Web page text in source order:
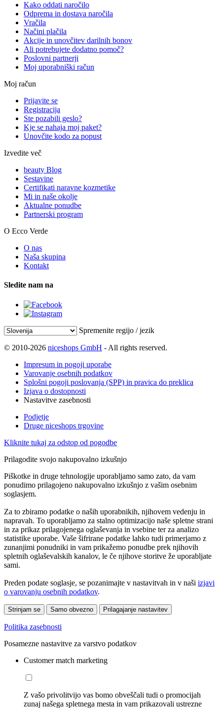
Kako oddati naročilo
Odprema in dostava naročila
Vračila
Načini plačila
Akcije in unovčitev darilnih bonov
Ali potrebujete dodatno pomoč?
Poslovni partnerji
Moj uporabniški račun
Moj račun
Prijavite se
Registracija
Ste pozabili geslo?
Kje se nahaja moj paket?
Unovčite kodo za popust
Izvedite več
beauty Blog
Sestavine
Certifikati naravne kozmetike
Mi in naše okolje
Aktualne ponudbe
Partnerski program
O Ecco Verde
O nas
Naša skupina
Kontakt
Sledite nam na
Spremenite regijo / jezik
© 2010-2026 niceshops GmbH - All rights reserved.
Impresum in pogoji uporabe
Varovanje osebnih podatkov
Splošni pogoji poslovanja (SPP) in pravica do preklica
Izjava o dostopnosti
Nastavitve zasebnosti
Podjetje
Druge niceshops trgovine
Kliknite tukaj za odstop od pogodbe
Prilagodite svojo nakupovalno izkušnjo
Piškotke in druge tehnologije uporabljamo samo zato, da vam
ponudimo prilagojeno nakupovalno izkušnjo z vašim osebnim
soglasjem.
Za to zbiramo podatke o naših uporabnikih, njihovem vedenju in
napravah. To uporabljamo za stalno optimizacijo naše spletne strani
in za prikaz prilagojenega oglaševanja in vsebine ter za analizo
statistike uporabe. Vaše šifrirane podatke lahko tudi primerjamo z
zunanjimi ponudniki in vam prikažemo ponudbe prek njihovih
spletnih oglaševalskih kanalov, le če njihove storitve že uporabljate
sami.
Preden podate soglasje, se pozanimajte v nastavitvah in v naši izjavi
o varovanju osebnih podatkov.
Strinjam se Samo obvezno Prilagajanje nastavitev
Politika zasebnosti
Posamezne nastavitve za varstvo podatkov
Customer match marketing
Z vašo privolitvijo vas bomo obveščali tudi o promocijah
zunaj našega spletnega mesta in vam prikazovali ustrezne